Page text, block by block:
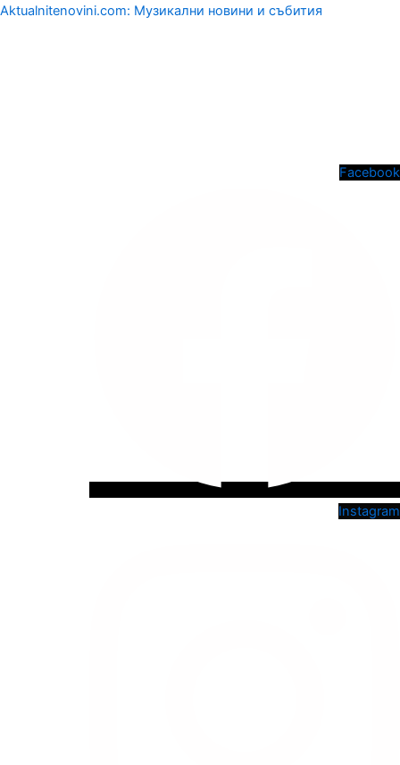
Aktualnitenovini.com: Музикални новини и събития
Facebook
Instagram
Menu